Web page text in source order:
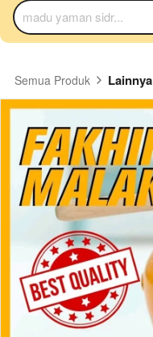
madu yaman sidr...
Semua Produk Lainnya